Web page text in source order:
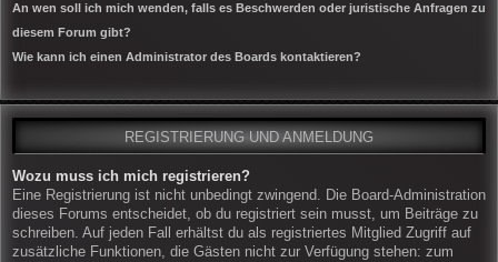
An wen soll ich mich wenden, falls es Beschwerden oder juristische Anfragen zu
diesem Forum gibt?
Wie kann ich einen Administrator des Boards kontaktieren?
REGISTRIERUNG UND ANMELDUNG
Wozu muss ich mich registrieren?
Eine Registrierung ist nicht unbedingt zwingend. Die Board-Administration
dieses Forums entscheidet, ob du registriert sein musst, um Beiträge zu
schreiben. Auf jeden Fall erhältst du als registriertes Mitglied Zugriff auf
zusätzliche Funktionen, die Gästen nicht zur Verfügung stehen: zum